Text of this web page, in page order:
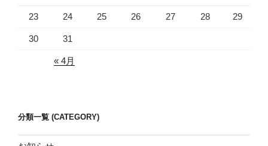
23 24 25 26 27 28 29
30 31
« 4月
分類一覧 (CATEGORY)